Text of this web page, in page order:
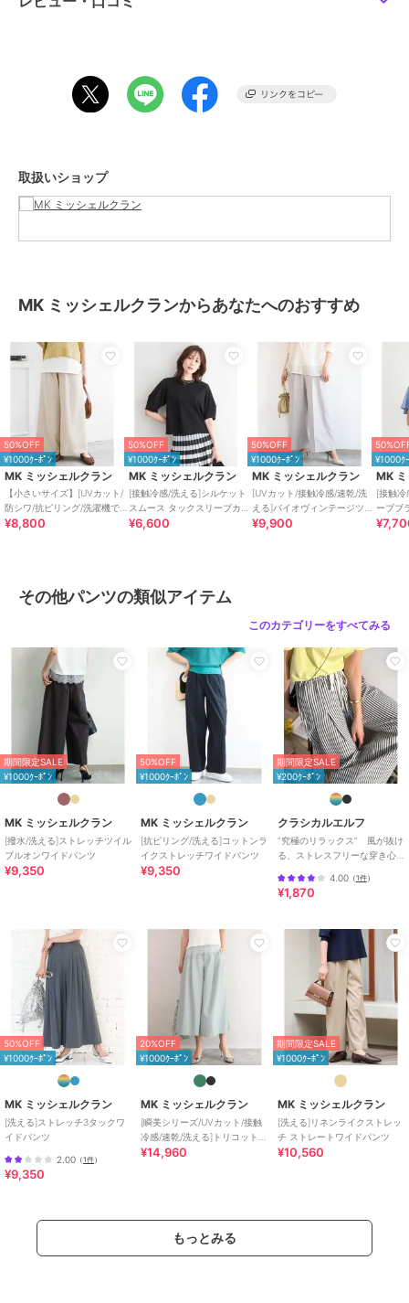
伸縮性：あり
ウエスト：ゴム仕様
【スタッフ着用コメント】
調整できるので、どなたにもフィットしやすいと思います。154cmの
らっとしたドライタッチで涼しく、裏地なしでも透け感もなく一枚で
快適な着心地です。
--------------------
※自然光・照明の関係、パソコン・スマートフォンなどの環境によ
り、実際と色味が違って見える場合がございます。予めご了承くださ
い。商品の色味は、詳細画像をご参照ください。
※サンプルでの撮影となるため、実際にお届けする商品と仕様やサイ
ズが異なる場合がございます。
ショップ MK ミッシェルクラン
その他パンツ
性別タイプ
レディース
／その他パンツ
カラー ベージュ、ブラウン
サイズ
素材
ベージュ/ブラウン：ポリエステル
100%
商品のお取り扱い方法
特徴
パンツ
ポリエステル素材/ ストライプ/
UVカット加工
ワイ
フレア・ブーツカッ
スタイル / アウトドア/セレモ
ニー・入学式・卒業式
その他パンツ
ポリエステル素材
ストライプ/
UVカット加工
/洗える
ストレ
ッチ/ルーズストレート /ワイ
ド・バギー/フレア・ブーツカッ
ストレートパンツ
スタイル/アウトドア
セレモ
ニー・入学式・卒業式
中国
取扱いショップ
MK ミッシェルクランからあなたへのおすすめ
50%OFF
¥1000ｸｰﾎﾟﾝ
MK ミッシェルクラン
【小さいサイズ】[UVカット/
防シワ/抗ピリング/洗濯機で
洗える]ピンストライプ柄プル
¥8,800
50%OFF
¥1000ｸｰﾎﾟﾝ
MK ミッシェルクラン
[接触冷感/洗える]シルケット
スムース タックスリーブカッ
トソー
¥6,600
50%OFF
¥1000ｸｰﾎﾟﾝ
MK ミッシェルクラン
[UVカット/接触冷感/速乾/洗
える]バイオヴィンテージツイ
ル ワイドストレートパンツ
¥9,900
¥1000ｸ
MK
[接触冷
ーブブ
その他パンツの類似アイテム
このカテゴリーをすべてみる
期間限定SALE
¥1000ｸｰﾎﾟﾝ
MK ミッシェルクラン
[撥水/洗える]ストレッチツイル
プルオンワイドパンツ
¥9,350
50%OFF
¥1000ｸｰﾎﾟﾝ
MK ミッシェルクラン
[抗ピリング/洗える]コットンラ
イクストレッチワイドパンツ
¥9,350
期間限定SALE
¥200ｸｰﾎﾟﾝ
クラシカルエルフ
”究極のリラックス” 風が抜け
る、ストレスフリーな穿き心
ドカーブパンツ
4.00（1件）
¥1,870
50%OFF
¥1000ｸｰﾎﾟﾝ
MK ミッシェルクラン
[洗える]ストレッチ3タックワ
イドパンツ
2.00 （1件）
¥9,350
20%OFF
¥1000ｸｰﾎﾟﾝ
MK ミッシェルクラン
[瞬美シリーズ/UVカット/接触
冷感/速乾/洗える]トリコット
ワイドクロップドパンツ
¥14,960
期間限定SALE
¥1000ｸｰﾎﾟﾝ
MK ミッシェルクラン
[洗える]リネンライクストレッ
チ ストレートワイドパンツ
¥10,560
もっとみる